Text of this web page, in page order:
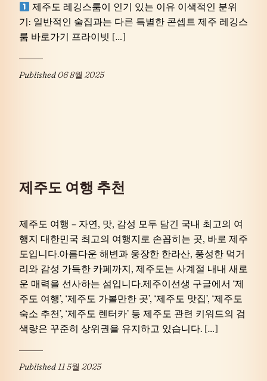
제주도 레깅스룸이 인기 있는 이유 이색적인 분위
기: 일반적인 술집과는 다른 특별한 콘셉트 제주 레깅스
룸 바로가기 프라이빗 […]
Published06 8월 2025
제주도 여행 추천
제주도 여행 – 자연, 맛, 감성 모두 담긴 국내 최고의 여
행지 대한민국 최고의 여행지로 손꼽히는 곳, 바로 제주
도입니다.아름다운 해변과 웅장한 한라산, 풍성한 먹거
리와 감성 가득한 카페까지, 제주도는 사계절 내내 새로
운 매력을 선사하는 섬입니다.제주이선생 구글에서 ‘제
주도 여행’, ‘제주도 가볼만한 곳’, ‘제주도 맛집’, ‘제주도
숙소 추천’, ‘제주도 렌터카’ 등 제주도 관련 키워드의 검
색량은 꾸준히 상위권을 유지하고 있습니다. […]
Published11 5월 2025